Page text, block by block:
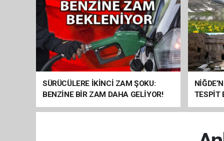
SÜRÜCÜLERE İKİNCİ ZAM ŞOKU:
BENZİNE BİR ZAM DAHA GELİYOR!
TESPİT
SOMUT